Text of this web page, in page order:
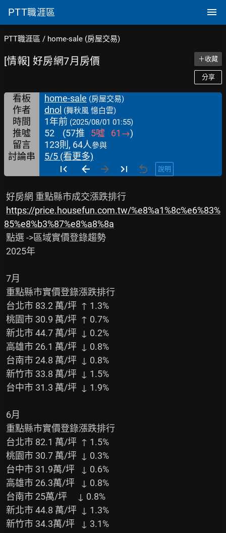
PTT職涯區
PTT職涯區 / home-sale (房屋交易)
[情報] 好房網7月房價 ＋收藏
分享
看板 home-sale (房屋交易)
作者 dnol (舞秋風 憶白雲)
時間 1年前 (2025/08/01 01:55)
推噓 52 (57推 5噓 61 →)
留言
123則, 64人參與
討論串 5/5 (看更多)
說明
https://price.housefun.com.tw/%e8%a1%8c%e6%83%
85%e8%b3%87%e8%a8%8a